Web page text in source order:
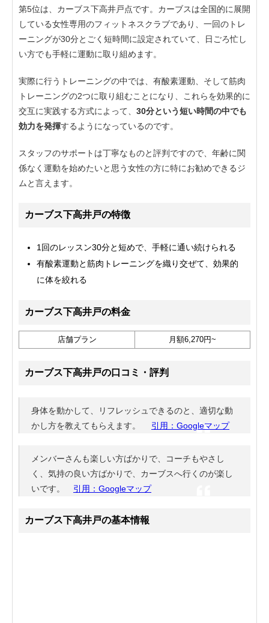
第5位は、カーブス下高井戸点です。カーブスは全国的に展開
している女性専用のフィットネスクラブであり、一回のトレ
ーニングが30分とごく短時間に設定されていて、日ごろ忙し
い方でも手軽に運動に取り組めます。
実際に行うトレーニングの中では、有酸素運動、そして筋肉
トレーニングの2つに取り組むことになり、これらを効果的に
交互に実践する方式によって、 30分という短い時間の中でも
効力を発揮するようになっているのです。
スタッフのサポートは丁寧なものと評判ですので、年齢に関
係なく運動を始めたいと思う女性の方に特にお勧めできるジ
ムと言えます。
カーブス下高井戸の特徴
1回のレッスン30分と短めで、手軽に通い続けられる
有酸素運動と筋肉トレーニングを織り交ぜて、効果的
に体を絞れる
カーブス下高井戸の料金
店舗プラン 月額6,270円~
カーブス下高井戸の口コミ・評判
身体を動かして、リフレッシュできるのと、適切な動
かし方を教えてもらえます。 引用：Googleマップ
メンバーさんも楽しい方ばかりで、コーチもやさし
く、気持の良い方ばかりで、カーブスへ行くのが楽し
いです。 引用：Googleマップ
カーブス下高井戸の基本情報